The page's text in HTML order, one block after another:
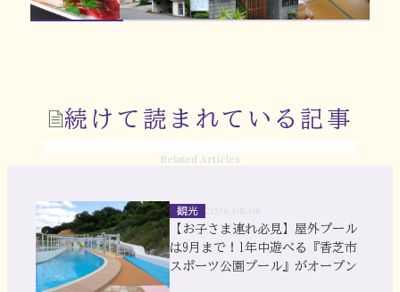
続けて読まれている記事
Related Articles
観光
【お子さま連れ必見】屋外プール
は9月まで！1年中遊べる『香芝市
スポーツ公園プール』がオープン